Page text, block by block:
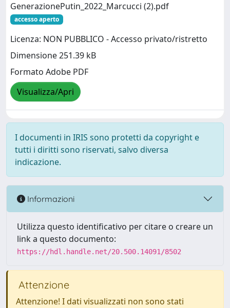
GenerazionePutin_2022_Marcucci (2).pdf
accesso aperto
Licenza: NON PUBBLICO - Accesso privato/ristretto
Dimensione 251.39 kB
Formato Adobe PDF
Visualizza/Apri
I documenti in IRIS sono protetti da copyright e
tutti i diritti sono riservati, salvo diversa
indicazione.
Informazioni
Utilizza questo identificativo per citare o creare un
link a questo documento:
https://hdl.handle.net/20.500.14091/8502
Attenzione
Attenzione! I dati visualizzati non sono stati